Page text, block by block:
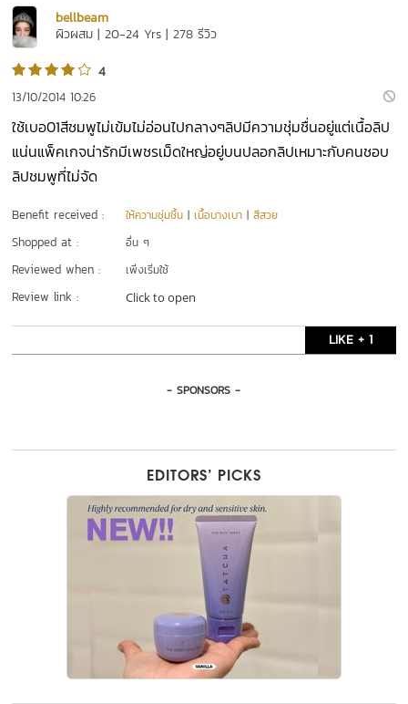
bellbeam
ผิวผสม | 20-24 Yrs | 278 รีวิว
4
13/10/2014 10:26
ใช้เบอ01สีชมพูไม่เข้มไม่อ่อนไปกลางๆลิปมีความชุ่มชื่นอยู่แต่เนื้อลิป
แน่นแพ็คเกจน่ารักมีเพชรเม็ดใหญ่อยู่บนปลอกลิปเหมาะกับคนชอบ
ลิปชมพูที่ไม่จัด
Benefit received : ให้ความชุ่มชื้น |เนื้อบางเบา |สีสวย
Shopped at : อื่น ๆ
Reviewed when : เพิ่งเริ่มใช้
Review link : Click to open
LIKE + 1
- SPONSORS -
EDITORS’ PICKS